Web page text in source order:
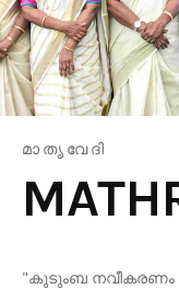
മാതൃവേദി
"കുടുംബ നവീകരണം